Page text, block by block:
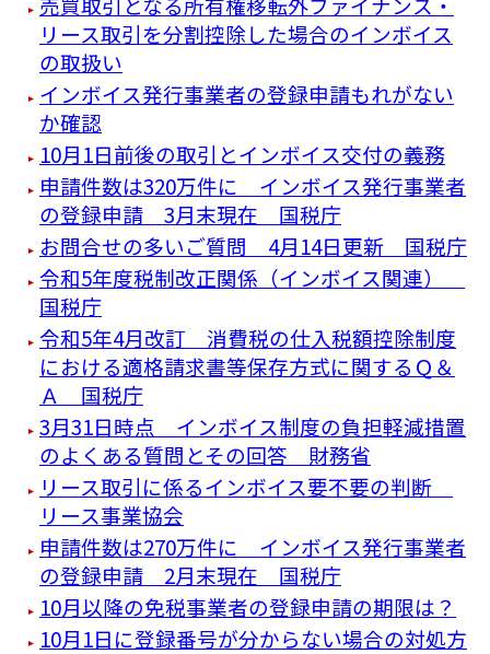
リース取引を分割控除した場合のインボイス
の取扱い
インボイス発行事業者の登録申請もれがない
か確認
10月1日前後の取引とインボイス交付の義務
申請件数は320万件に インボイス発行事業者
の登録申請 3月末現在 国税庁
お問合せの多いご質問 4月14日更新 国税庁
令和5年度税制改正関係（インボイス関連）
国税庁
令和5年4月改訂 消費税の仕入税額控除制度
における適格請求書等保存方式に関するＱ＆
Ａ 国税庁
3月31日時点 インボイス制度の負担軽減措置
のよくある質問とその回答 財務省
リース取引に係るインボイス要不要の判断
リース事業協会
申請件数は270万件に インボイス発行事業者
の登録申請 2月末現在 国税庁
10月以降の免税事業者の登録申請の期限は？
10月1日に登録番号が分からない場合の対処方